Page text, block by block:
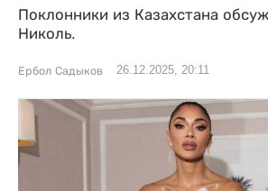
Поклонники из Казахстана
Николь.
Ербол Садыков 26.12.2025, 20:11